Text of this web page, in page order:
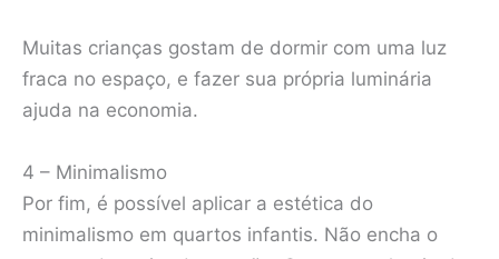
Muitas crianças gostam de dormir com uma luz
fraca no espaço, e fazer sua própria luminária
ajuda na economia.
4 – Minimalismo
Por fim, é possível aplicar a estética do
minimalismo em quartos infantis. Não encha o